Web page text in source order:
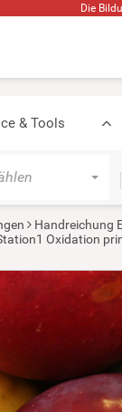
Die
& Tools
Handreichung
Oxidation